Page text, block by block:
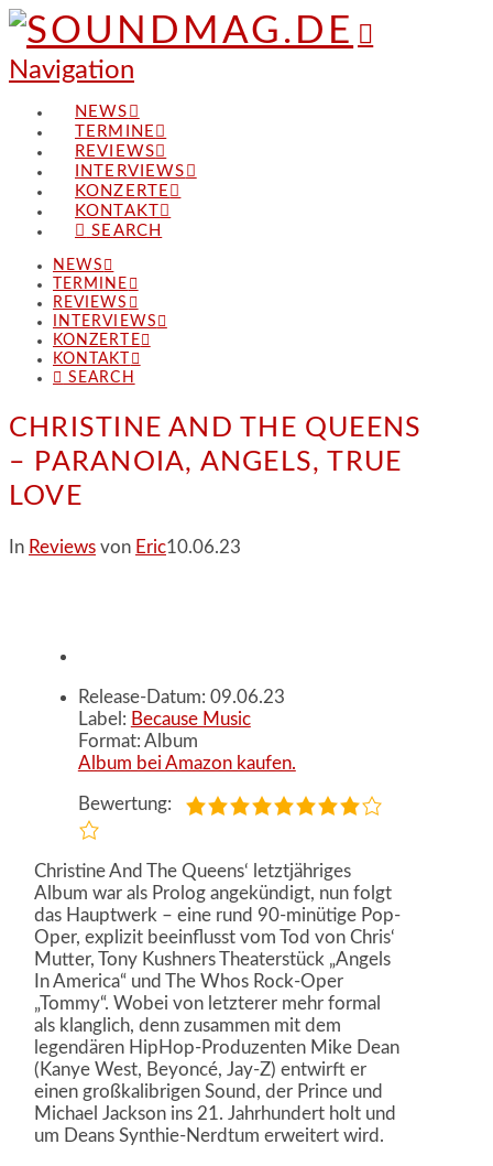
Navigation
NEWS
TERMINE
REVIEWS
INTERVIEWS
KONZERTE
KONTAKT
SEARCH
NEWS
TERMINE
REVIEWS
INTERVIEWS
KONZERTE
KONTAKT
SEARCH
CHRISTINE AND THE QUEENS
– PARANOIA, ANGELS, TRUE
LOVE
In Reviews von Eric10.06.23
Release-Datum: 09.06.23
Label: Because Music
Format: Album
Album bei Amazon kaufen.
Bewertung:
Christine And The Queens‘ letztjähriges
Album war als Prolog angekündigt, nun folgt
das Hauptwerk – eine rund 90-minütige Pop-
Oper, explizit beeinflusst vom Tod von Chris‘
Mutter, Tony Kushners Theaterstück „Angels
In America“ und The Whos Rock-Oper
„Tommy“. Wobei von letzterer mehr formal
als klanglich, denn zusammen mit dem
legendären HipHop-Produzenten Mike Dean
(Kanye West, Beyoncé, Jay-Z) entwirft er
einen großkalibrigen Sound, der Prince und
Michael Jackson ins 21. Jahrhundert holt und
um Deans Synthie-Nerdtum erweitert wird.